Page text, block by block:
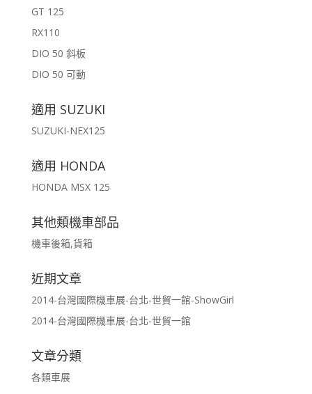
GT 125
RX110
DIO 50 斜板
DIO 50 可動
適用 SUZUKI
SUZUKI-NEX125
適用 HONDA
HONDA MSX 125
其他類機車部品
機車後箱,貨箱
近期文章
2014-台灣國際機車展-台北-世貿一館-ShowGirl
2014-台灣國際機車展-台北-世貿一館
文章分類
各類車展